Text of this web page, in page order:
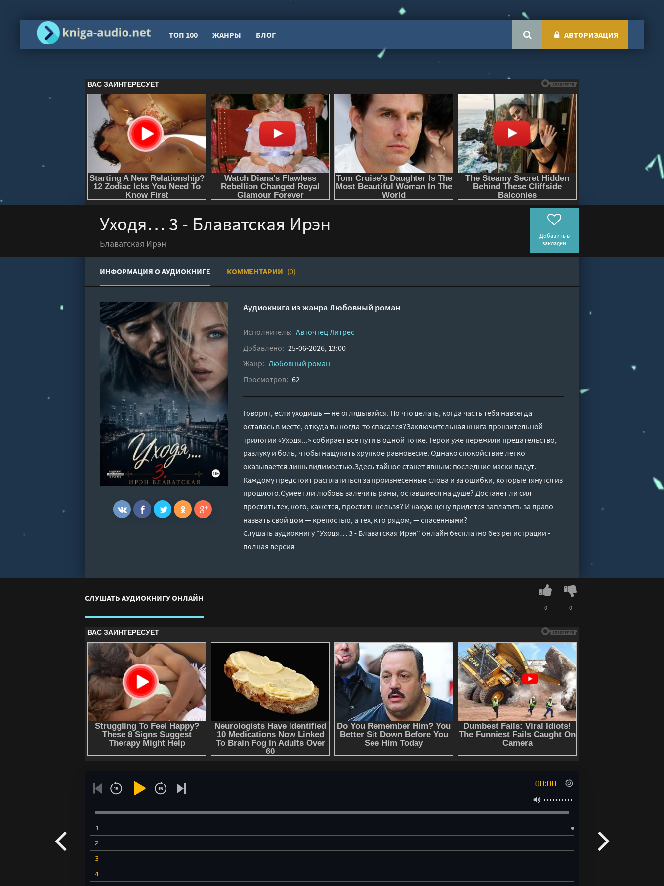
ТОП 100 ЖАНРЫ БЛОГ АВТОРИЗАЦИЯ
Уходя… 3 - Блаватская Ирэн
Блаватская Ирэн
Добавить в
закладки
ИНФОРМАЦИЯ О АУДИОКНИГЕ КОММЕНТАРИИ (0)
Аудиокнига из жанраЛюбовный роман
Исполнитель: Авточтец Литрес
Добавлено: 25-06-2026, 13:00
Жанр: Любовный роман
Просмотров: 62
Говорят, если уходишь — не оглядывайся. Но что делать, когда часть тебя навсегда
осталась в месте, откуда ты когда-то спасался?Заключительная книга пронзительной
трилогии «Уходя...» собирает все пути в одной точке. Герои уже пережили предательство,
разлуку и боль, чтобы нащупать хрупкое равновесие. Однако спокойствие легко
оказывается лишь видимостью.Здесь тайное станет явным: последние маски падут.
Каждому предстоит расплатиться за произнесенные слова и за ошибки, которые тянутся из
прошлого.Сумеет ли любовь залечить раны, оставшиеся на душе? Достанет ли сил
простить тех, кого, кажется, простить нельзя? И какую цену придется заплатить за право
назвать свой дом — крепостью, а тех, кто рядом, — спасенными?
Слушать аудиокнигу "Уходя… 3 - Блаватская Ирэн" онлайн бесплатно без регистрации -
полная версия
СЛУШАТЬ АУДИОКНИГУ ОНЛАЙН
0 0
00:00
1
2
3
4